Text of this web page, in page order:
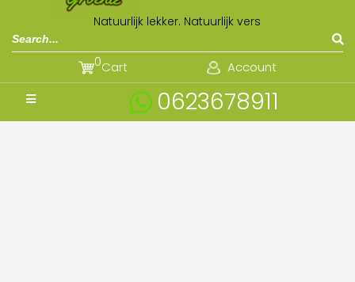
Natuurlijk lekker. Natuurlijk vers
Cart
0 Account
0623678911